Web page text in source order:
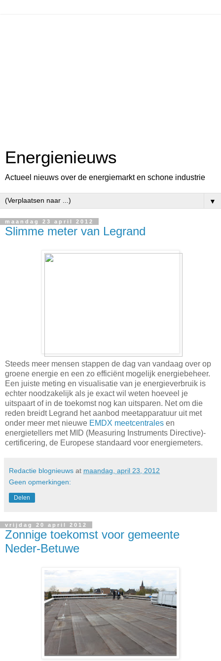
Energienieuws
Actueel nieuws over de energiemarkt en schone industrie
▼
maandag 23 april 2012
Slimme meter van Legrand
Steeds meer mensen stappen de dag van vandaag over op
groene energie en een zo efficiënt mogelijk energiebeheer.
Een juiste meting en visualisatie van je energieverbruik is
echter noodzakelijk als je exact wil weten hoeveel je
uitspaart of in de toekomst nog kan uitsparen. Net om die
reden breidt Legrand het aanbod meetapparatuur uit met
onder meer met nieuwe EMDX meetcentrales en
energietellers met MID (Measuring Instruments Directive)-
certificering, de Europese standaard voor energiemeters.
Redactie blognieuws at maandag, april 23, 2012
Geen opmerkingen:
Delen
vrijdag 20 april 2012
Zonnige toekomst voor gemeente
Neder-Betuwe